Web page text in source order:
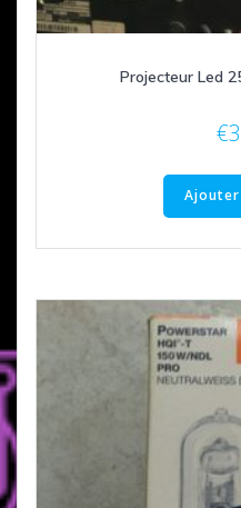
Projecteur Led
€